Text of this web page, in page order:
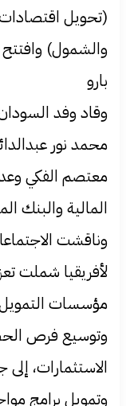
(تحويل اقتصادات
والشمول) وافتتح
بارو
وقاد وفد
محمد نور
معتصم الفكي
المالية والبنك
وناقشت
لأفريقيا شملت
مؤسسات التمويل
وتوسيع فرص
الاستثمارات، إلى
وتمويل برامج